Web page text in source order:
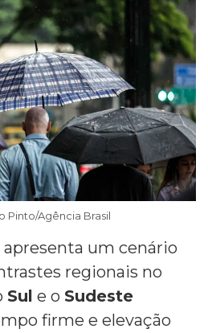
Pinto/Agência Brasil
apresenta um cenário
regionais no
Sul e o Sudeste
firme e elevação